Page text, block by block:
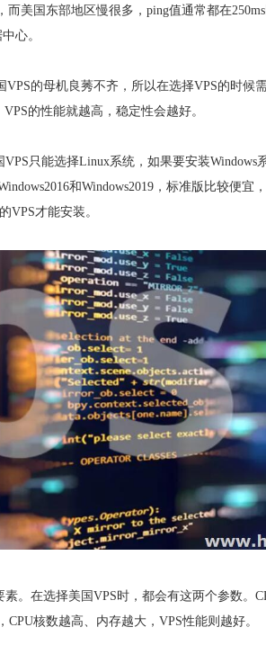
美国东部地区慢很多，ping值通常都在
心。
的母机良莠不齐，所以在选择VPS的时候
的性能就越高，稳定性会越好。
只能选择Linux系统，如果要安装Windows
和Windows2019，标准版比较便宜
VPS才能安装。
。在选择美国VPS时，都会有这两个参数。
核数越高、内存越大，VPS性能则越好。